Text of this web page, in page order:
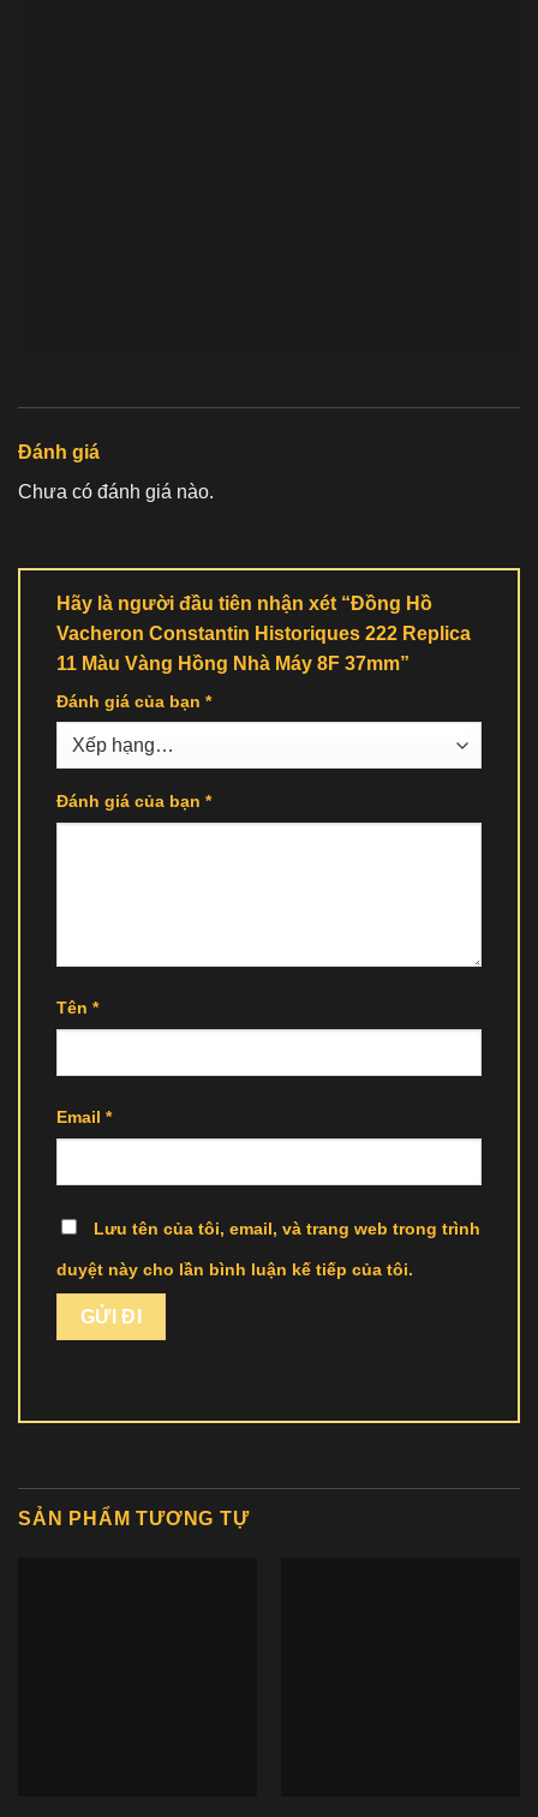
Đánh giá
Chưa có đánh giá nào.
Hãy là người đầu tiên nhận xét “Đồng Hồ
Vacheron Constantin Historiques 222 Replica
11 Màu Vàng Hồng Nhà Máy 8F 37mm”
Đánh giá của bạn *
Đánh giá của bạn *
Tên *
Email *
Lưu tên của tôi, email, và trang web trong trình
duyệt này cho lần bình luận kế tiếp của tôi.
SẢN PHẨM TƯƠNG TỰ